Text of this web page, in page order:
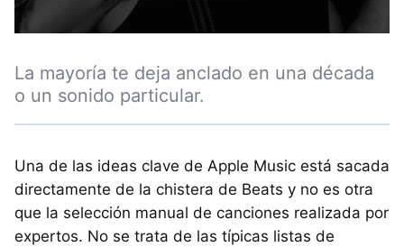
La mayoría te deja anclado en una década
o un sonido particular.
Una de las ideas clave de Apple Music está sacada
directamente de la chistera de Beats y no es otra
que la selección manual de canciones realizada por
expertos. No se trata de las típicas listas de